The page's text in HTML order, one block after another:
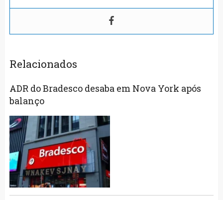
Relacionados
ADR do Bradesco desaba em Nova York após
balanço